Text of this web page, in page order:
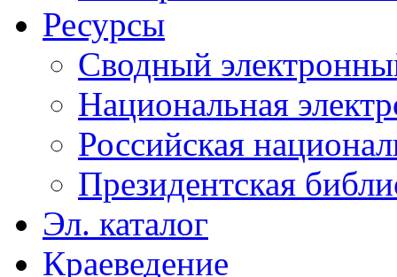
Ресурсы
Сводный
Национальная
Российская
Президентская
Эл. каталог
Краеведение